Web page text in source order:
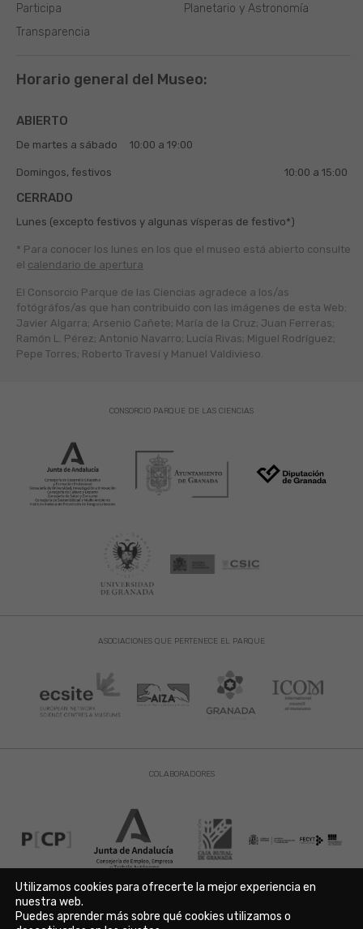
Planetario y Astronomía
Participa
Transparencia
Horario general del Museo:
ABIERTO
De martes a sábado 10:00 a 19:00
Domingos, festivos 10:00 a 15:00
CERRADO
Lunes (excepto festivos y algunas vísperas de festivo*)
* Para conocer los lunes en los que el museo está abierto consulte
el calendario de apertura
El Consorcio Parque de las Ciencias agradece a los/as
fotógráfos/as que han contribuido con las imágenes de esta Web:
Javier Algarra; Arsenio Cañete; María de la Cruz; Juan Ferreras;
Ramón L. Pérez; Antonio Navarro; Lucía Rivas; Miguel Rodríguez;
Pepe Torres; Roberto Travesí y Manuel Valdivieso.
ASOCIACIONES QUE PERTENECE EL PARQUE
CONSORCIO PARQUE DE LAS CIENCIAS
COLABORADORES
Aviso Legal | Política de Privacidad | Política de Cookies
Utilizamos cookies para ofrecerte la mejor experiencia en
nuestra web.
Puedes aprender más sobre qué cookies utilizamos o